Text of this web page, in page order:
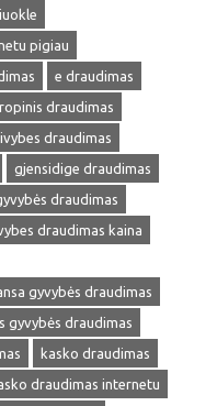
pigiau
e draudimas
draudimas
draudimas
gjensidige draudimas
draudimas
draudimas kaina
gyvybės draudimas
gyvybės draudimas
kasko draudimas
draudimas internetu